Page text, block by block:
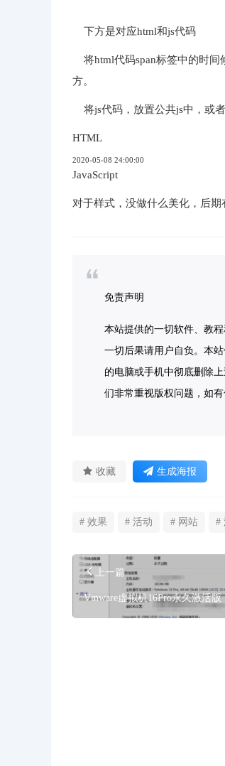
下方是对应html和js代码
将html代码span标签中的时间
方。
将js代码，放置公共js中，或
HTML
2020-05-08 24:00:00
JavaScript
对于样式，没做什么美化，后期
免责声明
本站提供的一切软件、教
一切后果请用户自负。本
的电脑或手机中彻底删除
们非常重视版权问题，如有
收藏 生成海报
# 效果 # 活动 # 网站 #
上一篇
Vmware虚拟机16Pro永久激活